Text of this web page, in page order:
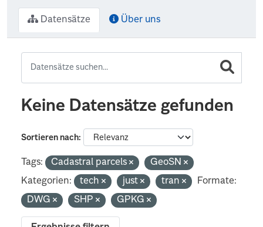
Datensätze Über uns
Keine Datensätze gefunden
Sortieren nach
Tags: Cadastral parcels
GeoSN
Kategorien:
tech just tran
Formate:
DWG
SHP GPKG